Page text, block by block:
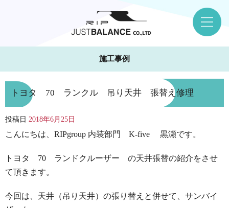
施工事例
トヨタ 70 ランクル 吊り天井 張替え修理
投稿日 2018年6月25日
こんにちは、RIPgroup 内装部門 K-five 黒瀬です。
トヨタ 70 ランドクルーザー の天井張替の紹介をさせ
て頂きます。
今回は、天井（吊り天井）の張り替えと併せて、サンバイ